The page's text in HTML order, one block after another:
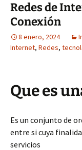
Redes de
Conexión
8 enero, 2024
Internet, Redes,
Que es
Es un conjunto de
entre si cuya
servicios